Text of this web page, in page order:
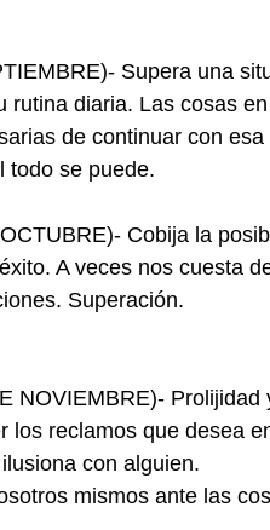
Supera una
diaria. Las cosas
de continuar con esa
todo se puede.
Cobija la
A veces nos cuesta
Superación.
NOVIEMBRE)-
los reclamos que desea
con alguien.
mismos ante las